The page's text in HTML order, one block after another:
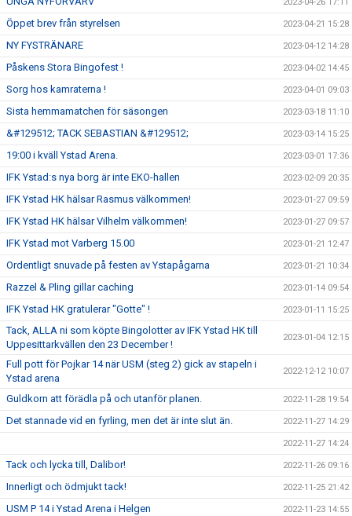
Öppet brev från styrelsen 2023-04-21 15:28
NY FYSTRÄNARE 2023-04-12 14:28
Påskens Stora Bingofest ! 2023-04-02 14:45
Sorg hos kamraterna ! 2023-04-01 09:03
Sista hemmamatchen för säsongen 2023-03-18 11:10
&#129512; TACK SEBASTIAN &#129512; 2023-03-14 15:25
19:00 i kväll Ystad Arena. 2023-03-01 17:36
IFK Ystad:s nya borg är inte EKO-hallen 2023-02-09 20:35
IFK Ystad HK hälsar Rasmus välkommen! 2023-01-27 09:59
IFK Ystad HK hälsar Vilhelm välkommen! 2023-01-27 09:57
IFK Ystad mot Varberg 15.00 2023-01-21 12:47
Ordentligt snuvade på festen av Ystapågarna 2023-01-21 10:34
Razzel & Pling gillar caching 2023-01-14 09:54
IFK Ystad HK gratulerar "Gotte" ! 2023-01-11 15:25
Tack, ALLA ni som köpte Bingolotter av IFK Ystad HK till
Uppesittarkvällen den 23 December !
2023-01-04 12:15
Full pott för Pojkar 14 när USM (steg 2) gick av stapeln i
Ystad arena
2022-12-12 10:07
Guldkorn att förädla på och utanför planen. 2022-11-28 19:54
Det stannade vid en fyrling, men det är inte slut än. 2022-11-27 14:29
2022-11-27 14:24
Tack och lycka till, Dalibor! 2022-11-26 09:16
Innerligt och ödmjukt tack! 2022-11-25 21:42
USM P 14 i Ystad Arena i Helgen 2022-11-23 14:55